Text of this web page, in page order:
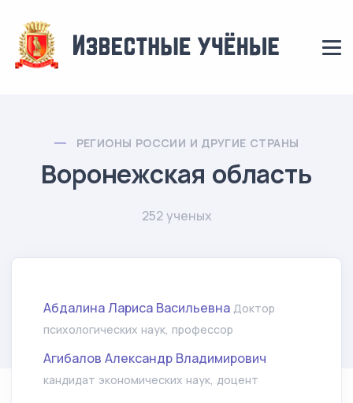
РЕГИОНЫ РОССИИ И ДРУГИЕ СТРАНЫ
Воронежская область
252 ученых
Абдалина Лариса Васильевна Доктор
психологических наук, профессор
Агибалов Александр Владимирович
кандидат экономических наук, доцент